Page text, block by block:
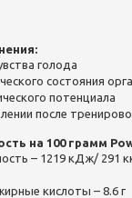
голода
состояния
потенциала
после
на 100 грамм
– 1219 кДж/ 291
кислоты – 8.6 г